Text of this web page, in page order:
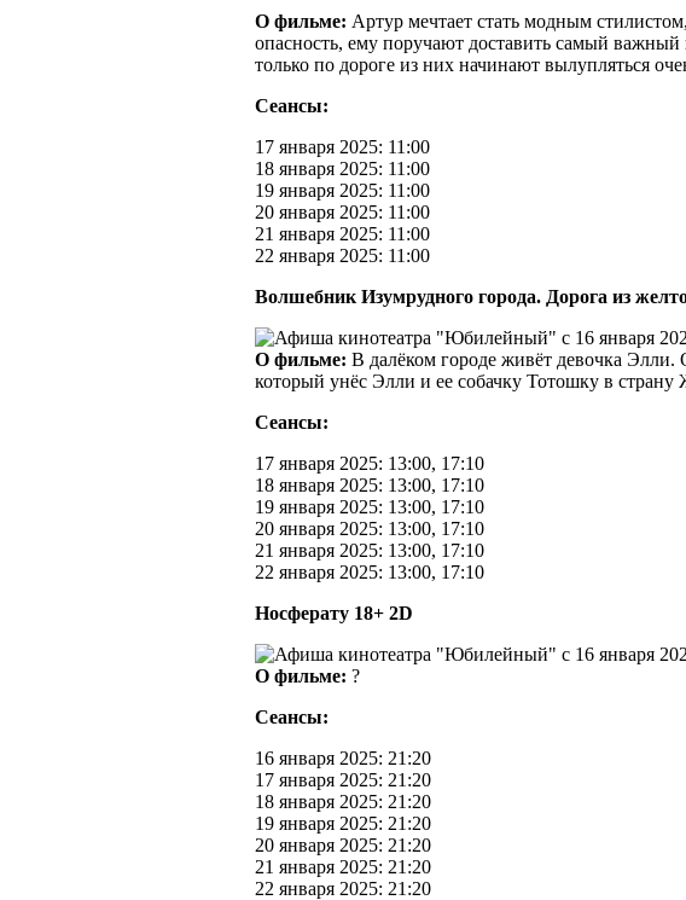
О фильме: Артур мечтает стать модным
опасность, ему поручают доставить самый
только по дороге из них начинают вылупляться
Сеансы:
17 января 2025: 11:00
18 января 2025: 11:00
19 января 2025: 11:00
20 января 2025: 11:00
21 января 2025: 11:00
22 января 2025: 11:00
Волшебник Изумрудного города. Дорога из
О фильме: В далёком городе живёт девочка Элли.
который унёс Элли и ее собачку Тотошку в страну
Сеансы:
17 января 2025: 13:00, 17:10
18 января 2025: 13:00, 17:10
19 января 2025: 13:00, 17:10
20 января 2025: 13:00, 17:10
21 января 2025: 13:00, 17:10
22 января 2025: 13:00, 17:10
Носферату 18+ 2D
О фильме: ?
Сеансы:
16 января 2025: 21:20
17 января 2025: 21:20
18 января 2025: 21:20
19 января 2025: 21:20
20 января 2025: 21:20
21 января 2025: 21:20
22 января 2025: 21:20